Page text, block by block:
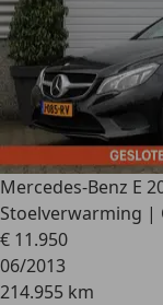
Mercedes-Benz E
Stoelverwarming |
€ 11.950
06/2013
214.955 km